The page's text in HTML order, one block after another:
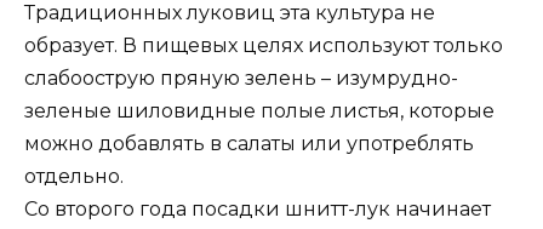
Традиционных луковиц эта культура не
образует. В пищевых целях используют только
слабоострую пряную зелень – изумрудно-
зеленые шиловидные полые листья, которые
можно добавлять в салаты или употреблять
отдельно.
Со второго года посадки шнитт-лук начинает